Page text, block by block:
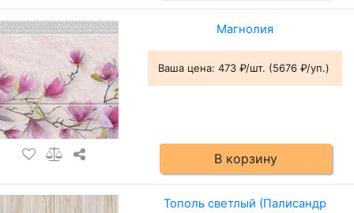
Магнолия
Ваша цена: 473 ₽/шт. (5676 ₽/уп.)
В корзину
Тополь светлый (Палисандр